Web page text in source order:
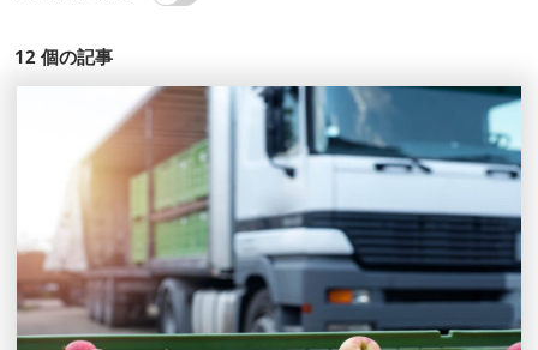
12 個の記事